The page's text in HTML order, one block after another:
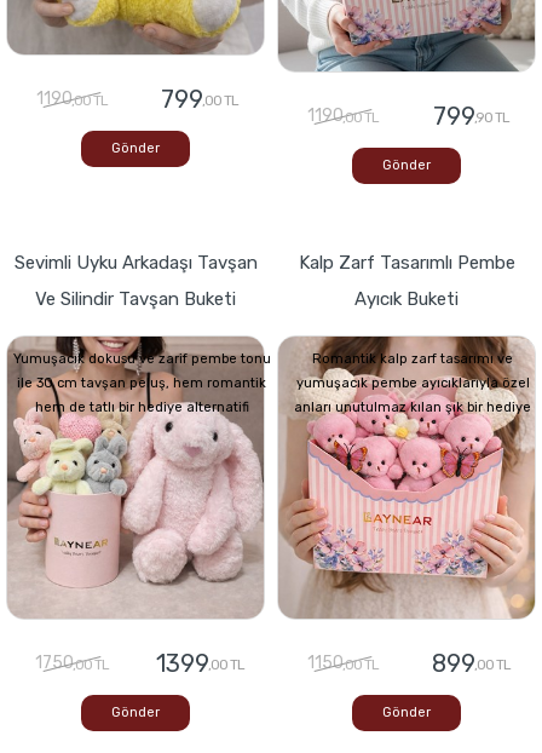
1190,00 TL 799,00 TL
Gönder
1190,00 TL 799,90 TL
Gönder
Sevimli Uyku Arkadaşı Tavşan
Ve Silindir Tavşan Buketi
Yumuşacık dokusu ve zarif pembe tonu
ile 30 cm tavşan peluş, hem romantik
hem de tatlı bir hediye alternatifi
1750,00 TL 1399,00 TL
Gönder
Kalp Zarf Tasarımlı Pembe
Ayıcık Buketi
Romantik kalp zarf tasarımı ve
yumuşacık pembe ayıcıklarıyla özel
anları unutulmaz kılan şık bir hediye
1150,00 TL 899,00 TL
Gönder